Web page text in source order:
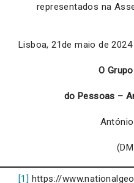
representados na
Lisboa, 21de maio de 2024
O
do Pessoas –
[1] https://